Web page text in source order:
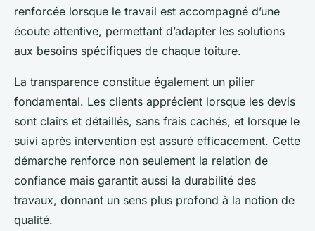
renforcée lorsque le travail est accompagné d’une
écoute attentive, permettant d’adapter les solutions
aux besoins spécifiques de chaque toiture.
La transparence constitue également un pilier
fondamental. Les clients apprécient lorsque les devis
sont clairs et détaillés, sans frais cachés, et lorsque le
suivi après intervention est assuré efficacement. Cette
démarche renforce non seulement la relation de
confiance mais garantit aussi la durabilité des
travaux, donnant un sens plus profond à la notion de
qualité.